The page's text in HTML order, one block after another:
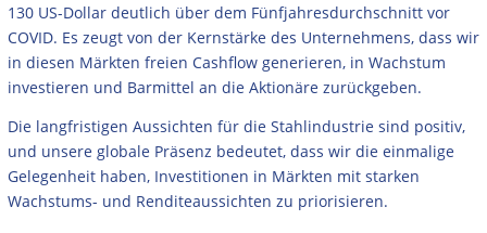
130 US-Dollar deutlich über dem Fünfjahresdurchschnitt vor
COVID. Es zeugt von der Kernstärke des Unternehmens, dass wir
in diesen Märkten freien Cashflow generieren, in Wachstum
investieren und Barmittel an die Aktionäre zurückgeben.
Die langfristigen Aussichten für die Stahlindustrie sind positiv,
und unsere globale Präsenz bedeutet, dass wir die einmalige
Gelegenheit haben, Investitionen in Märkten mit starken
Wachstums- und Renditeaussichten zu priorisieren.